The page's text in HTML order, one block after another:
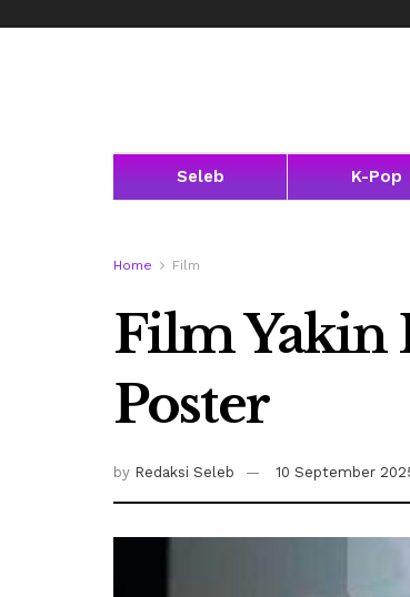
Seleb K-Pop
Home Film
Film Yakin
Poster
by Redaksi Seleb 10 September